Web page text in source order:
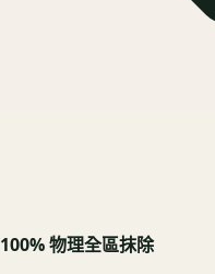
100% 物理全區抹除